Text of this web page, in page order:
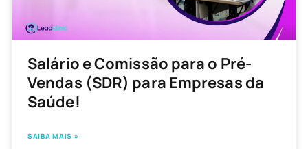
Salário e Comissão para o Pré-
Vendas (SDR) para Empresas da
Saúde!
SAIBA MAIS »